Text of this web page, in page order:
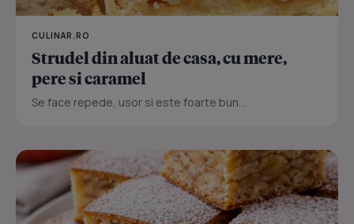
CULINAR.RO
Strudel din aluat de casa, cu mere,
pere si caramel
Se face repede, usor si este foarte bun...